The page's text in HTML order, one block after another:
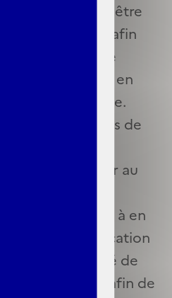
cookies peut être
ou mise à jour afin
à toute
juridiques en
et technique.
personnelles de
traitées
en vigueur au
sauf si une
venait à en
serait d'application
est conseillé de
régulièrement afin de